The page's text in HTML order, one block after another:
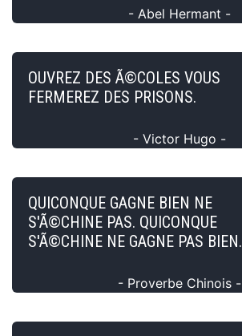
- Abel Hermant -
OUVREZ DES Ã©COLES VOUS
FERMEREZ DES PRISONS.
- Victor Hugo -
QUICONQUE GAGNE BIEN NE
S'Ã©CHINE PAS. QUICONQUE
S'Ã©CHINE NE GAGNE PAS BIEN.
- Proverbe Chinois -